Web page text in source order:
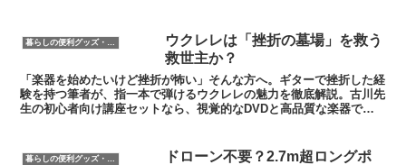
​ウクレレは「挫折の墓場」を救う
救世主か？
「楽器を始めたいけど挫折が怖い」そんな方へ。ギターで挫折した経
験を持つ筆者が、指一本で弾けるウクレレの魅力を徹底解説。古川先
生の初心者向け講座セットなら、視覚的なDVDと高品質な楽器で、
暮らしの便利グッズ・便利家電
ドローン不要？2.7m超ロングポ